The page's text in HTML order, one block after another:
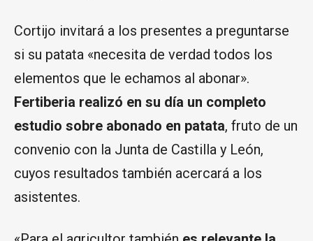
Cortijo invitará a los presentes a preguntarse
si su patata «necesita de verdad todos los
elementos que le echamos al abonar».
Fertiberia realizó en su día un completo
estudio sobre abonado en patata, fruto de un
convenio con la Junta de Castilla y León,
cuyos resultados también acercará a los
asistentes.